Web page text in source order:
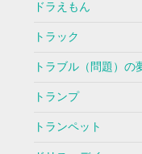
ドラえもん
トラック
トラブル（問題）の
トランプ
トランペット